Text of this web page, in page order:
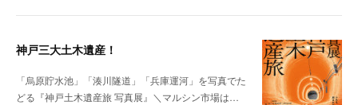
神戸三大土木遺産！
「烏原貯水池」「湊川隧道」「兵庫運河」を写真でた
どる『神戸土木遺産旅 写真展』＼マルシン市場は…